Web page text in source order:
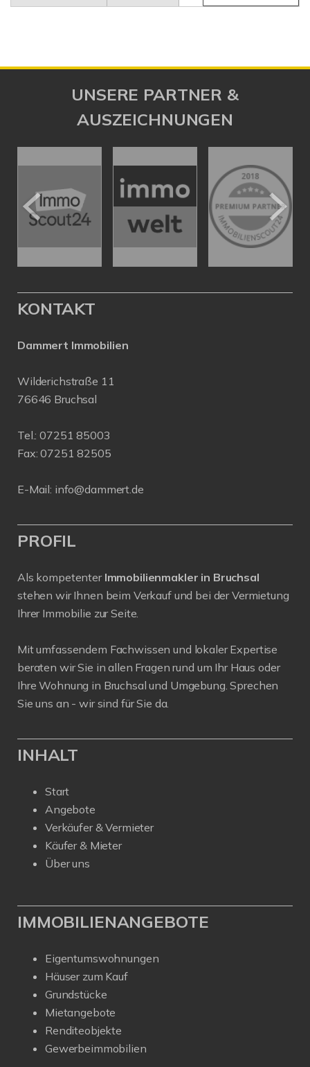
UNSERE PARTNER &
AUSZEICHNUNGEN
KONTAKT
Dammert Immobilien
Wilderichstraße 11
76646 Bruchsal
Tel.:07251 85003
Fax: 07251 82505
E-Mail: info@dammert.de
PROFIL
Als kompetenter Immobilienmakler in Bruchsal
stehen wir Ihnen beim Verkauf und bei der Vermietung
Ihrer Immobilie zur Seite.
Mit umfassendem Fachwissen und lokaler Expertise
beraten wir Sie in allen Fragen rund um Ihr Haus oder
Ihre Wohnung in Bruchsal und Umgebung. Sprechen
Sie uns an - wir sind für Sie da.
INHALT
Start
Angebote
Verkäufer & Vermieter
Käufer & Mieter
Über uns
IMMOBILIENANGEBOTE
Eigentumswohnungen
Häuser zum Kauf
Grundstücke
Mietangebote
Renditeobjekte
Gewerbeimmobilien